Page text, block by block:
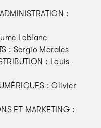
:
Leblanc
: Sergio Morales
: Louis-
: Olivier
ET MARKETING :